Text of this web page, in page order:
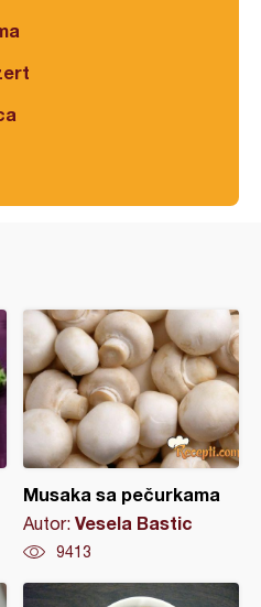
Musaka sa pečurkama
Autor: Vesela Bastic
9413